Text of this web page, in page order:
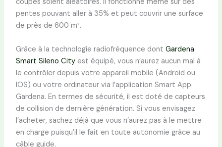
coupes soient aléatoires. Il fonctionne même sur des
pentes pouvant aller à 35% et peut couvrir une surface
de près de 600 m².
Grâce à la technologie radiofréquence dont Gardena
Smart Sileno Cityest équipé, vous n’aurez aucun mal à
le contrôler depuis votre appareil mobile (Android ou
IOS) ou votre ordinateur via l’application Smart App
Gardena. En termes de sécurité, il est doté de capteurs
de collision de dernière génération. Si vous envisagez
l’acheter, sachez déjà que vous n’aurez pas à le mettre
en charge puisqu’il le fait en toute autonomie grâce au
câble guide.